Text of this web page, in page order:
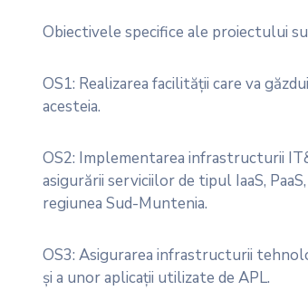
Obiectivele specifice ale proiectului
OS1: Realizarea facilității care va
acesteia.
OS2: Implementarea infrastructurii
asigurării serviciilor de tipul IaaS,
regiunea Sud-Muntenia.
OS3: Asigurarea infrastructurii
și a unor aplicații utilizate de APL.